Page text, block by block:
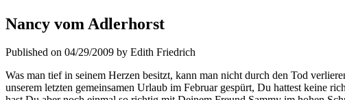
Nancy vom Adlerhorst
Published on 04/29/2009 by Edith Friedrich
Was man tief in seinem Herzen besitzt, kann man nicht durch den Tod
unserem letzten gemeinsamen Urlaub im Februar gespürt, Du hattest keine